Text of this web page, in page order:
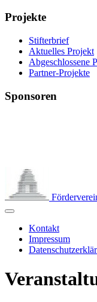
Projekte
Stifterbrief
Aktuelles Projekt
Abgeschlossene
Partner-Projekte
Sponsoren
Kontakt
Impressum